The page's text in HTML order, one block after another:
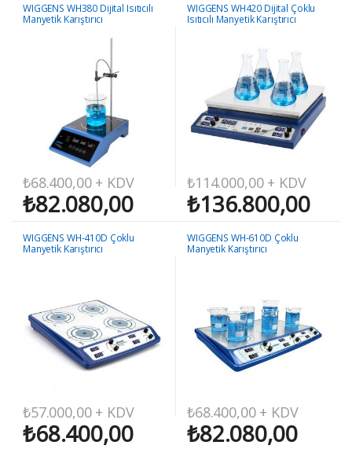
WIGGENS WH380 Dijital Isıtıcılı
Manyetik Karıştırıcı
₺68.400,00+ KDV
₺82.080,00
WIGGENS WH420 Dijital Çoklu
Isıtıcılı Manyetik Karıştırıcı
₺114.000,00+ KDV
₺136.800,00
WIGGENS WH-410D Çoklu
Manyetik Karıştırıcı
₺57.000,00+ KDV
₺68.400,00
WIGGENS WH-610D Çoklu
Manyetik Karıştırıcı
₺68.400,00+ KDV
₺82.080,00